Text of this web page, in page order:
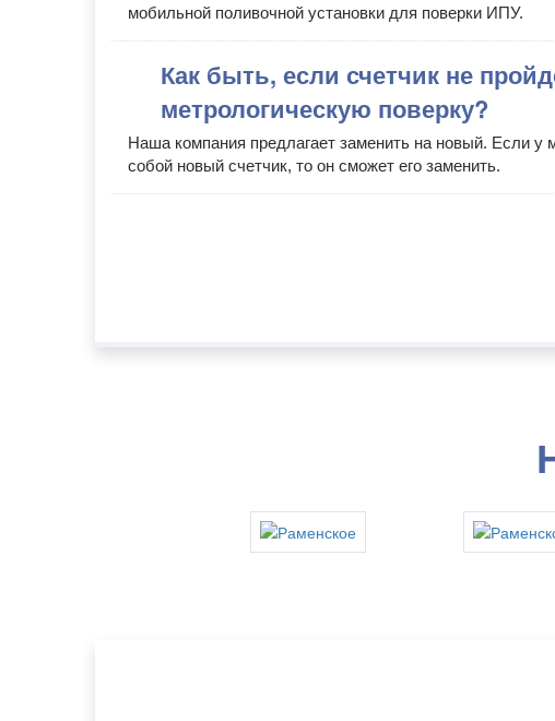
мобильной поливочной установки для поверки ИПУ.
Как быть, если счетчик не
метрологическую поверку?
Наша компания предлагает заменить на новый. Если у
собой новый счетчик, то он сможет его заменить.